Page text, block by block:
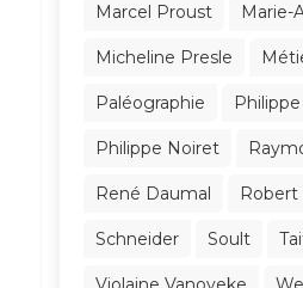
Marcel Proust Marie-
Micheline Presle
Paléographie
Philippe Noiret
René Daumal
Schneider Soult